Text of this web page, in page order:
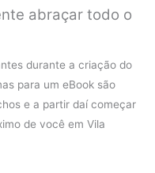
abraçar todo o
durante a criação do
para um eBook são
e a partir daí começar
de você em Vila